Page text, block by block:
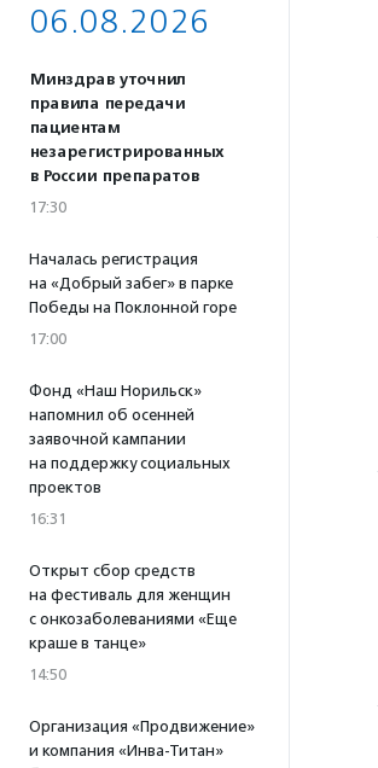
06.08.2026
Минздрав уточнил
правила передачи
пациентам
незарегистрированных
в России препаратов
17:30
Началась регистрация
на «Добрый забег» в парке
Победы на Поклонной горе
17:00
Фонд «Наш Норильск»
напомнил об осенней
заявочной кампании
на поддержку социальных
проектов
16:31
Открыт сбор средств
на фестиваль для женщин
с онкозаболеваниями «Еще
краше в танце»
14:50
Организация «Продвижение»
и компания «Инва-Титан»